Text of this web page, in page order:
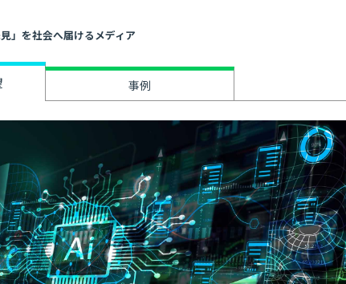
」を社会へ届けるメディア
事例